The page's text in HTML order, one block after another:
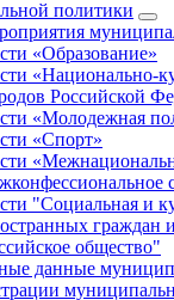
политики
«Образование»
«Национально-
Российской
«Молодежная
«Спорт»
"Социальная и
граждан
общество"
данные